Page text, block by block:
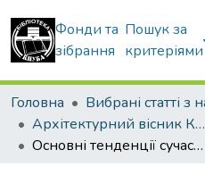
Фонди та
зібрання
Пошук за
критеріями
Головна
Архітектурний вісник КНУБА
Основні тенденції сучасного стану архітектурного середовища лікувальних закладів